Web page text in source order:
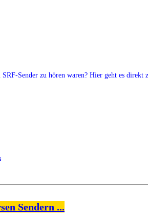
Sender zu hören waren? Hier geht es direkt
Sendern ...